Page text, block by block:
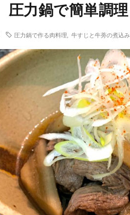
力鍋で簡単調理
圧力鍋で作る肉料理 牛すじと牛蒡の煮込み